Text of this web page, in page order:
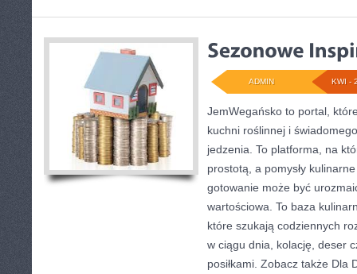
KWI -
ADMIN
JemWegańsko to portal,
kuchni roślinnej i
jedzenia. To platforma, na
prostotą, a pomysły
gotowanie może być
wartościowa. To baza
które szukają codziennych
w ciągu dnia, kolację, deser
posiłkami. Zobacz także Dla